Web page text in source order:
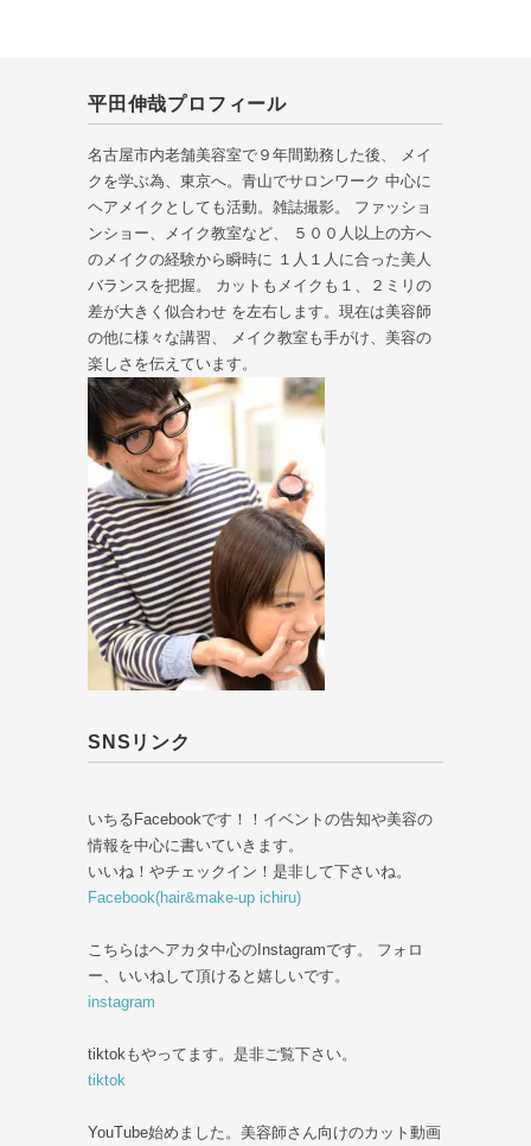
平田伸哉プロフィール
名古屋市内老舗美容室で９年間勤務した後、 メイ
クを学ぶ為、東京へ。青山でサロンワーク 中心に
ヘアメイクとしても活動。雑誌撮影。 ファッショ
ンショー、メイク教室など、 ５００人以上の方へ
のメイクの経験から瞬時に １人１人に合った美人
バランスを把握。 カットもメイクも１、２ミリの
差が大きく似合わせ を左右します。現在は美容師
の他に様々な講習、 メイク教室も手がけ、美容の
楽しさを伝えています。
SNSリンク
いちるFacebookです！！イベントの告知や美容の
情報を中心に書いていきます。
いいね！やチェックイン！是非して下さいね。
Facebook(hair&make-up ichiru)
こちらはヘアカタ中心のInstagramです。 フォロ
ー、いいねして頂けると嬉しいです。
instagram
tiktokもやってます。是非ご覧下さい。
tiktok
YouTube始めました。美容師さん向けのカット動画